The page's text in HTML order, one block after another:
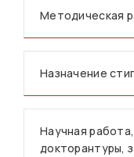
Методическая
Назначение
Научная
докторантуры,